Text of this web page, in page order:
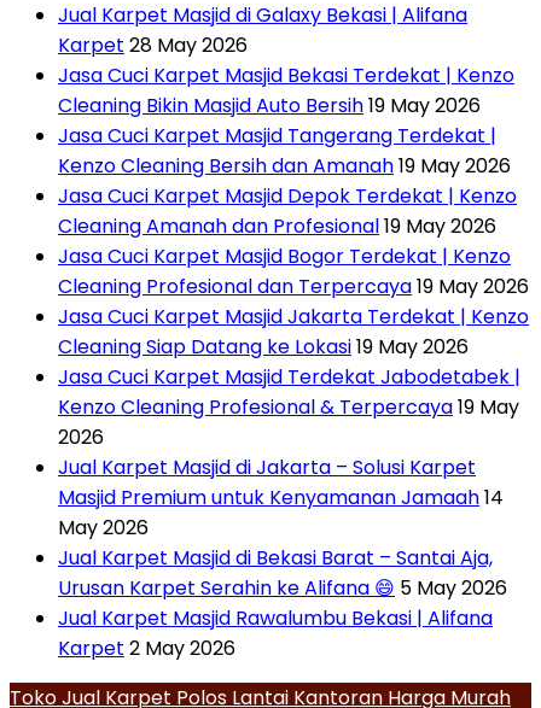
Jual Karpet Masjid di Galaxy Bekasi | Alifana
Karpet 28 May 2026
Jasa Cuci Karpet Masjid Bekasi Terdekat | Kenzo
Cleaning Bikin Masjid Auto Bersih19 May 2026
Jasa Cuci Karpet Masjid Tangerang Terdekat |
Kenzo Cleaning Bersih dan Amanah19 May 2026
Jasa Cuci Karpet Masjid Depok Terdekat | Kenzo
Cleaning Amanah dan Profesional19 May 2026
Jasa Cuci Karpet Masjid Bogor Terdekat | Kenzo
Cleaning Profesional dan Terpercaya19 May 2026
Jasa Cuci Karpet Masjid Jakarta Terdekat | Kenzo
Cleaning Siap Datang ke Lokasi19 May 2026
Jasa Cuci Karpet Masjid Terdekat Jabodetabek |
Kenzo Cleaning Profesional & Terpercaya19 May
2026
Jual Karpet Masjid di Jakarta – Solusi Karpet
Masjid Premium untuk Kenyamanan Jamaah14
May 2026
Jual Karpet Masjid di Bekasi Barat – Santai Aja,
Urusan Karpet Serahin ke Alifana 😄 5 May 2026
Jual Karpet Masjid Rawalumbu Bekasi | Alifana
Karpet 2 May 2026
Toko Jual Karpet Polos Lantai Kantoran Harga Murah